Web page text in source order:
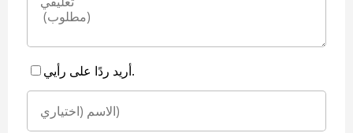
أريد ردًا على رأيي.